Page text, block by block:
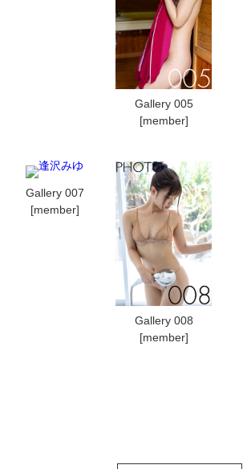
Gallery 005
[member]
Gallery 007
[member]
Gallery 008
[member]